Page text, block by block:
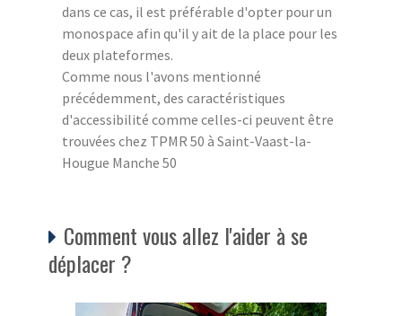
dans ce cas, il est préférable d'opter pour un
monospace afin qu'il y ait de la place pour les
deux plateformes.
Comme nous l'avons mentionné
précédemment, des caractéristiques
d'accessibilité comme celles-ci peuvent être
trouvées chez TPMR 50 à Saint-Vaast-la-
Hougue Manche 50
Comment vous allez l'aider à se
déplacer ?